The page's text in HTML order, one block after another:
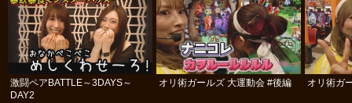
激闘ペアBATTLE～3DAYS～
DAY2
オリ術ガールズ 大運動会 #後編 オリ術ガ